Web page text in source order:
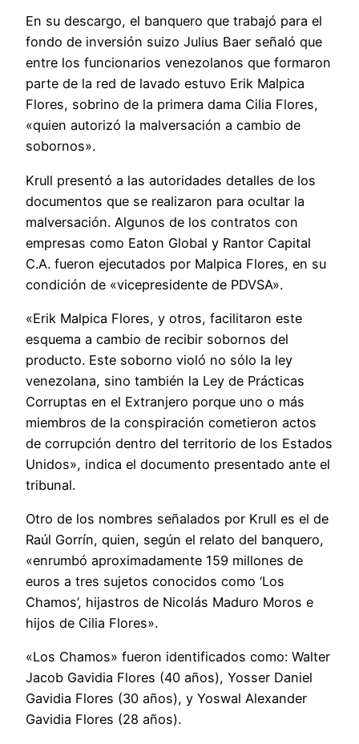
En su descargo, el banquero que trabajó para el
fondo de inversión suizo Julius Baer señaló que
entre los funcionarios venezolanos que formaron
parte de la red de lavado estuvo Erik Malpica
Flores, sobrino de la primera dama Cilia Flores,
«quien autorizó la malversación a cambio de
sobornos».
Krull presentó a las autoridades detalles de los
documentos que se realizaron para ocultar la
malversación. Algunos de los contratos con
empresas como Eaton Global y Rantor Capital
C.A. fueron ejecutados por Malpica Flores, en su
condición de «vicepresidente de PDVSA».
«Erik Malpica Flores, y otros, facilitaron este
esquema a cambio de recibir sobornos del
producto. Este soborno violó no sólo la ley
venezolana, sino también la Ley de Prácticas
Corruptas en el Extranjero porque uno o más
miembros de la conspiración cometieron actos
de corrupción dentro del territorio de los Estados
Unidos», indica el documento presentado ante el
tribunal.
Otro de los nombres señalados por Krull es el de
Raúl Gorrín, quien, según el relato del banquero,
«enrumbó aproximadamente 159 millones de
euros a tres sujetos conocidos como ‘Los
Chamos’, hijastros de Nicolás Maduro Moros e
hijos de Cilia Flores».
«Los Chamos» fueron identificados como: Walter
Jacob Gavidia Flores (40 años), Yosser Daniel
Gavidia Flores (30 años), y Yoswal Alexander
Gavidia Flores (28 años).